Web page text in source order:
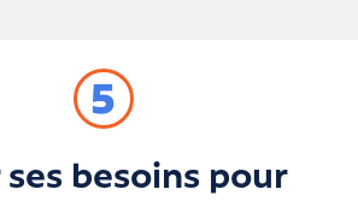
5
besoins pour